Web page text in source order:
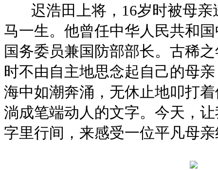
迟浩田上将，16岁时被母亲
马一生。他曾任中华人民共和
国务委员兼国防部部长。古稀
时不由自主地思念起自己的母
海中如潮奔涌，无休止地叩打
淌成笔端动人的文字。今天，
字里行间，来感受一位平凡母